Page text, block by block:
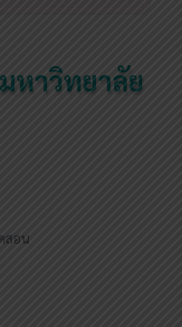
หาวิทยาลัย
สอน